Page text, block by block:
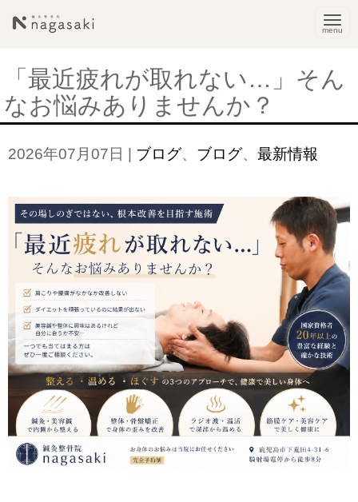
N
v
i
o
n
「最近疲れが取れない…」そん
なお悩みありませんか？
2026年07月07日 | ブログ、 ブログ、 最新情報